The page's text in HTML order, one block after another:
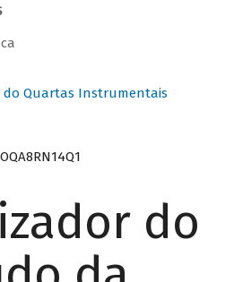
do Quartas Instrumentais
do